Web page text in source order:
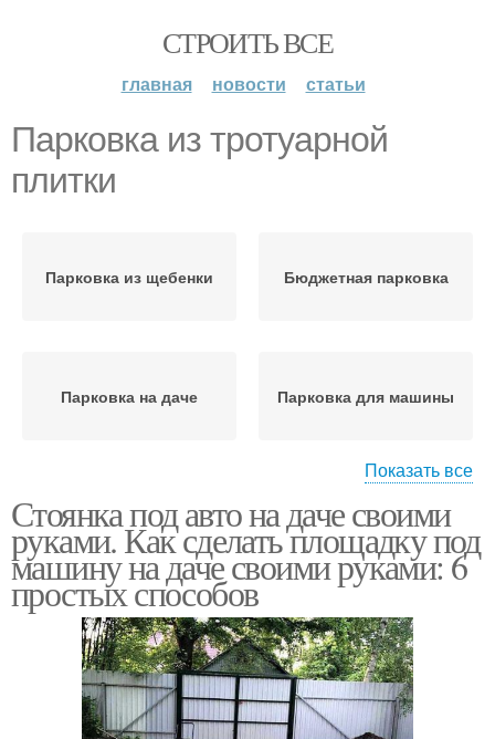
СТРОИТЬ ВСЕ
главная новости статьи
Парковка из тротуарной
плитки
Парковка из щебенки Бюджетная парковка
Парковка на даче Парковка для машины
Парковка с навесом Тротуарная плитка
Места для парковки Дачная парковка
Показать все
Стоянка под авто на даче своими
руками. Как сделать площадку под
машину на даче своими руками: 6
простых способов